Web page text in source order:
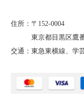
住所：〒152-0004
東京都目黒区鷹
交通：東急東横線、学